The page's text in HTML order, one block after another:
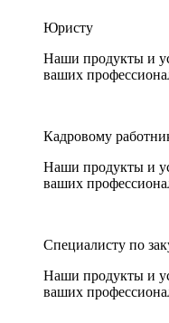
Юристу
Наши продукты и
ваших
Кадровому
Наши продукты и
ваших
Специалисту по
Наши продукты и
ваших